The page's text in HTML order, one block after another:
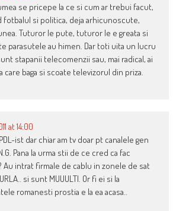
se pricepe la ce si cum ar trebui facut,
fotbalul si politica, deja arhicunoscute,
Tuturor le pute, tuturor le e greata si
parasutele au himen. Dar toti uita un lucru
stapanii telecomenzii sau, mai radical, ai
baga si scoate televizorul din priza.
at 14:00
ist dar chiar am tv doar pt canalele gen
Pana la urma stii de ce cred ca fac
Au intrat firmale de cablu in zonele de sat
si sunt MUUULTI. Or fi ei si la
romanesti prostia e la ea acasa..